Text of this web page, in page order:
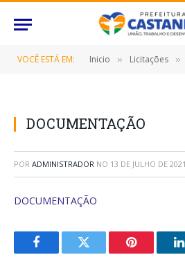
VOCÊ ESTÁ EM: Inicio » Licitações »
DOCUMENTAÇÃO
POR ADMINISTRADOR NO 13 DE JULHO DE 2021
DOCUMENTAÇÃO
FacebookTwitter Pinterest